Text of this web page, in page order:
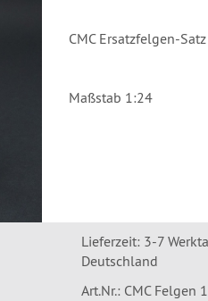
CMC Ersatzfelgen-Satz
Maßstab 1:24
Lieferzeit: 3-7
Deutschland
Art.Nr.: CMC Felgen